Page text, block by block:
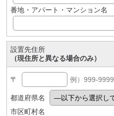
番地・アパート・マンション名
設置先住所
（現住所と異なる場合のみ）
〒 例）999-9999
都道府県名
市区町村名